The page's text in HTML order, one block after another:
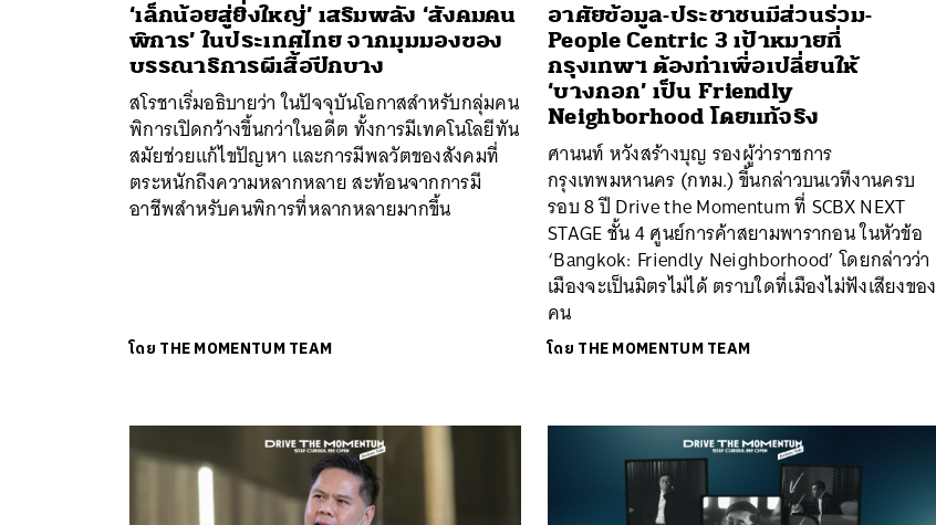
‘เล็กน้อยสู่ยิ่งใหญ่’ เสริมพลัง ‘สังคมคน
พิการ’ ในประเทศไทย จากมุมมองของ
บรรณาธิการผีเสื้อปีกบาง
สโรชาเริ่มอธิบายว่า ในปัจจุบันโอกาสสำหรับกลุ่มคน
พิการเปิดกว้างขึ้นกว่าในอดีต ทั้งการมีเทคโนโลยีทัน
สมัยช่วยแก้ไขปัญหา และการมีพลวัตของสังคมที่
ตระหนักถึงความหลากหลาย สะท้อนจากการมี
อาชีพสำหรับคนพิการที่หลากหลายมากขึ้น
โดย THE MOMENTUM TEAM
อาศัยข้อมูล-ประชาชนมีส่วนร่วม-
People Centric 3 เป้าหมายที่
กรุงเทพฯ ต้องทำเพื่อเปลี่ยนให้
‘บางกอก’ เป็น Friendly
Neighborhood โดยแท้จริง
ศานนท์ หวังสร้างบุญ รองผู้ว่าราชการ
กรุงเทพมหานคร (กทม.) ขึ้นกล่าวบนเวทีงานครบ
รอบ 8 ปี Drive the Momentum ที่ SCBX NEXT
STAGE ชั้น 4 ศูนย์การค้าสยามพารากอน ในหัวข้อ
‘Bangkok: Friendly Neighborhood’ โดยกล่าวว่า
เมืองจะเป็นมิตรไม่ได้ ตราบใดที่เมืองไม่ฟังเสียงของ
คน
โดย THE MOMENTUM TEAM